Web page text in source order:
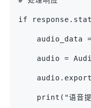
if
audio_data
audio =
print("语音